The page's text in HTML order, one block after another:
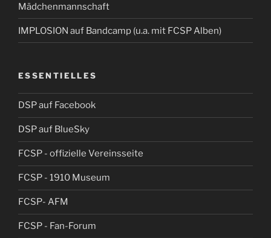
Mädchenmannschaft
IMPLOSION auf Bandcamp (u.a. mit FCSP Alben)
ESSENTIELLES
DSP auf Facebook
DSP auf BlueSky
FCSP - offizielle Vereinsseite
FCSP - 1910 Museum
FCSP- AFM
FCSP - Fan-Forum